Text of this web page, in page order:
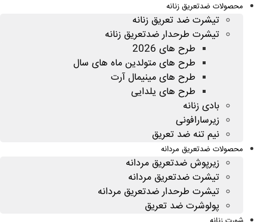
محصولات ضدتعریق زنانه
تیشرت ضد تعریق زنانه
تیشرت طرحدار ضدتعریق زنانه
طرح های 2026
طرح های متولدین ماه های سال
طرح های مینیمال آرت
طرح های یلدایی
بادی زنانه
زیرسارافونی
نیم تنه ضد تعریق
محصولات ضدتعریق مردانه
زیرپوش ضدتعریق مردانه
تیشرت ضدتعریق مردانه
تیشرت طرحدار ضدتعریق مردانه
پولوشرت ضد تعریق